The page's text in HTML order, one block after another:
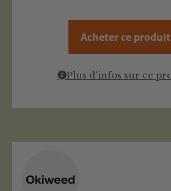
Acheter ce produit
Plus d'infos sur ce